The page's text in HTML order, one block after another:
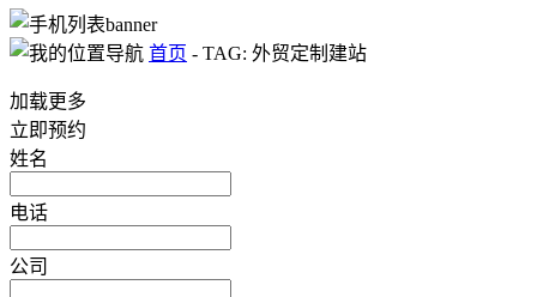
首页 - TAG: 外贸定制建站
加载更多
立即预约
姓名
电话
公司